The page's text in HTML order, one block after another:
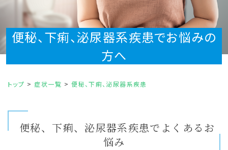
便秘、下痢、泌尿器系疾患でお悩みの
方へ
トップ 症状一覧 便秘、下痢、泌尿器系疾患
便秘、下痢、泌尿器系疾患でよくあるお
悩み